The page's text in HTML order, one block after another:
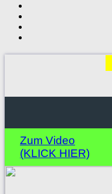
Zum Video
(KLICK HIER)